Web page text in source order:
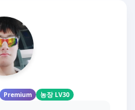
Premium 농장 LV30